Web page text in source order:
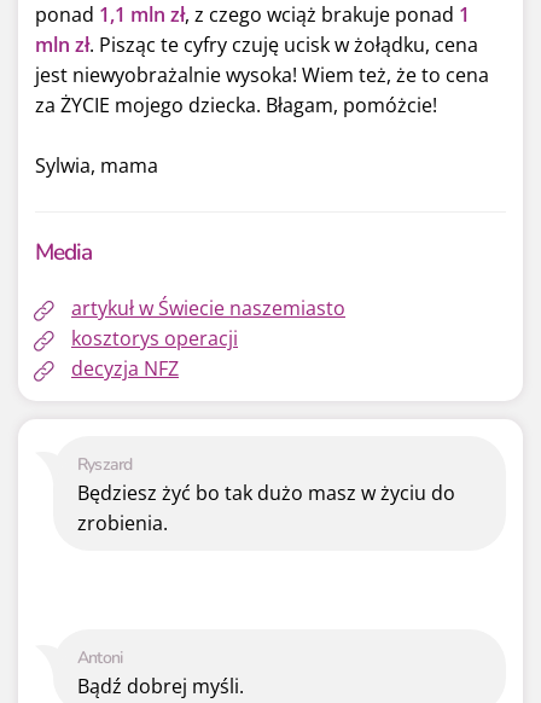
ponad 1,1 mln zł, z czego wciąż brakuje ponad 1
mln zł. Pisząc te cyfry czuję ucisk w żołądku, cena
jest niewyobrażalnie wysoka! Wiem też, że to cena
za ŻYCIE mojego dziecka. Błagam, pomóżcie!
Sylwia, mama
Media
artykuł w Świecie naszemiasto
kosztorys operacji
decyzja NFZ
Antoni
Bądź dobrej myśli.
Ryszard
Będziesz żyć bo tak dużo masz w życiu do
zrobienia.